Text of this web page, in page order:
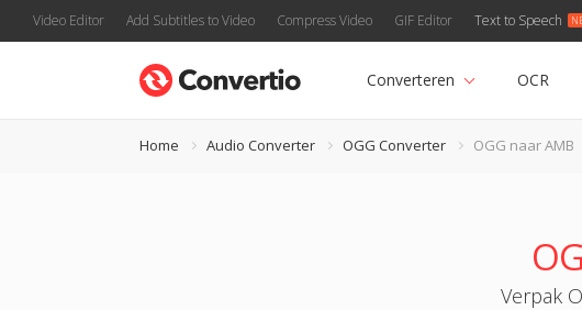
Video Editor Add Subtitles to Video Compress Video GIF Editor Text to Speech
Converteren OCR
Home Audio Converter OGG Converter OGG naar AMB
Verpak